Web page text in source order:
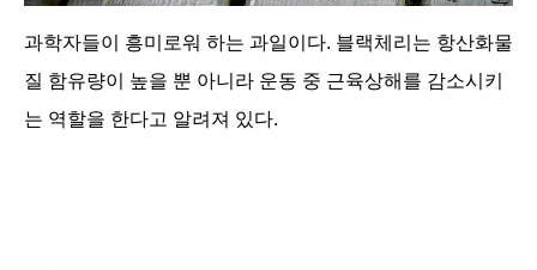
과학자들이 흥미로워 하는 과일이다. 블랙체리는 항산화물
질 함유량이 높을 뿐 아니라 운동 중 근육상해를 감소시키
는 역할을 한다고 알려져 있다.